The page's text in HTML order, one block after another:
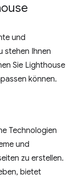
und
stehen Ihnen
Sie Lighthouse
können.
Technologien
und
zu erstellen.
bietet